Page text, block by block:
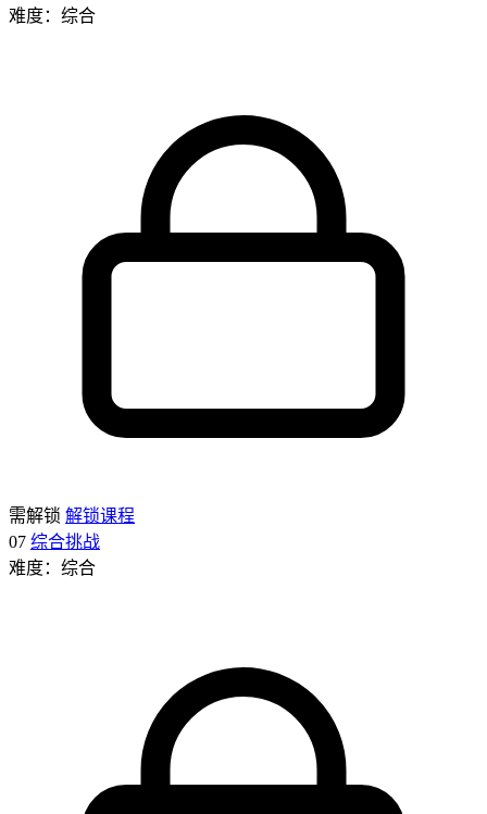
难度：综合
需解锁 解锁课程
07 综合挑战
难度：综合